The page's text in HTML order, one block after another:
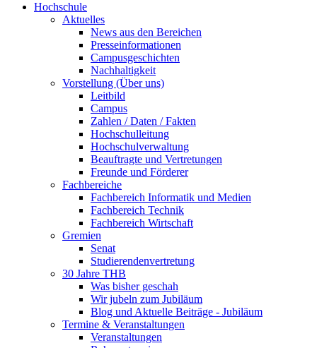
Hochschule
Aktuelles
News aus den Bereichen
Presseinformationen
Campusgeschichten
Nachhaltigkeit
Vorstellung (Über uns)
Leitbild
Campus
Zahlen / Daten / Fakten
Hochschulleitung
Hochschulverwaltung
Beauftragte und Vertretungen
Freunde und Förderer
Fachbereiche
Fachbereich Informatik und Medien
Fachbereich Technik
Fachbereich Wirtschaft
Gremien
Senat
Studierendenvertretung
30 Jahre THB
Was bisher geschah
Wir jubeln zum Jubiläum
Blog und Aktuelle Beiträge - Jubiläum
Termine & Veranstaltungen
Veranstaltungen